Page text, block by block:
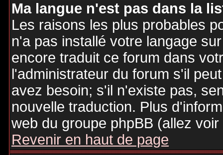
Ma langue n'est pas dans la
Les raisons les plus probables
n'a pas installé votre langage
encore traduit ce forum dans
l'administrateur du forum s'il
avez besoin; s'il n'existe pas,
nouvelle traduction. Plus
web du groupe phpBB (allez
Revenir en haut de page